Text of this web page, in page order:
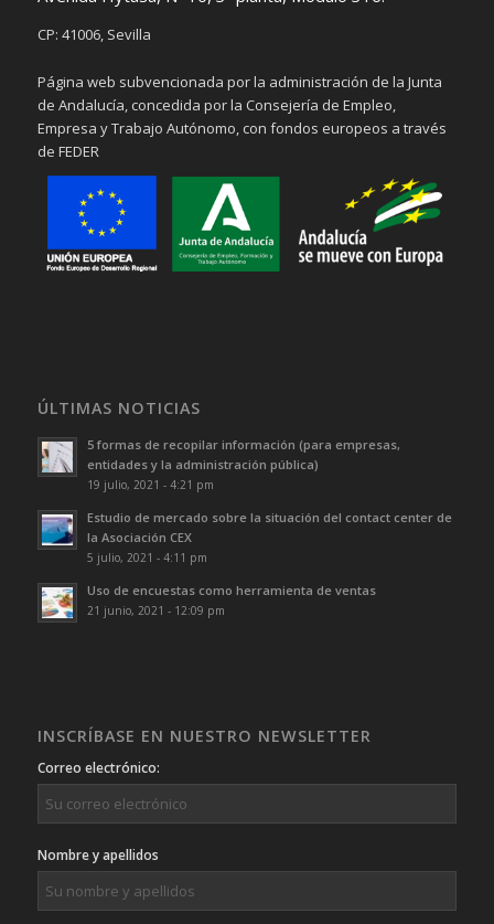
CP: 41006, Sevilla
Página web subvencionada por la administración de la Junta
de Andalucía, concedida por la Consejería de Empleo,
Empresa y Trabajo Autónomo, con fondos europeos a través
de FEDER
ÚLTIMAS NOTICIAS
5 formas de recopilar información (para empresas,
entidades y la administración pública)
19 julio, 2021 - 4:21 pm
Estudio de mercado sobre la situación del contact center de
la Asociación CEX
5 julio, 2021 - 4:11 pm
Uso de encuestas como herramienta de ventas
21 junio, 2021 - 12:09 pm
INSCRÍBASE EN NUESTRO NEWSLETTER
Correo electrónico:
Nombre y apellidos